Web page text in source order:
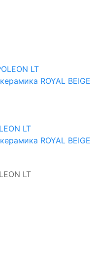
LT
ROYAL BEIGE
LT